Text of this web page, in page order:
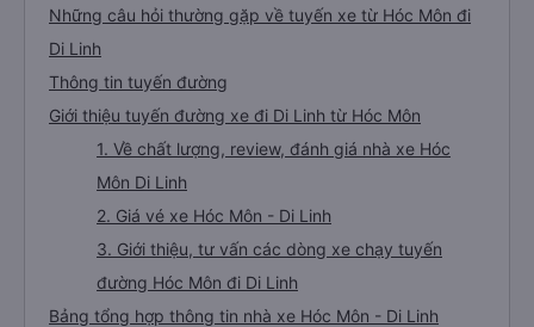
Những câu hỏi thường gặp về tuyến xe từ Hóc Môn đi
Di Linh
Thông tin tuyến đường
Giới thiệu tuyến đường xe đi Di Linh từ Hóc Môn
1. Về chất lượng, review, đánh giá nhà xe Hóc
Môn Di Linh
2. Giá vé xe Hóc Môn - Di Linh
3. Giới thiệu, tư vấn các dòng xe chạy tuyến
đường Hóc Môn đi Di Linh
Bảng tổng hợp thông tin nhà xe Hóc Môn - Di Linh